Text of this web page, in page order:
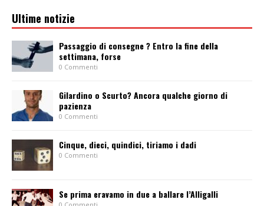
Ultime notizie
Passaggio di consegne ? Entro la fine della
settimana, forse
0 Commenti
Gilardino o Scurto? Ancora qualche giorno di
pazienza
0 Commenti
Cinque, dieci, quindici, tiriamo i dadi
0 Commenti
Se prima eravamo in due a ballare l’Alligalli
0 Commenti